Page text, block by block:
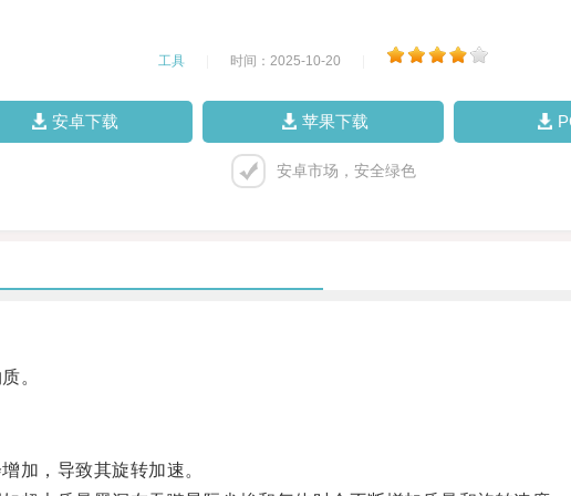
工具 时间：2025-10-20
安卓下载 苹果下载
安卓市场，安全绿色
。
，导致其旋转加速。